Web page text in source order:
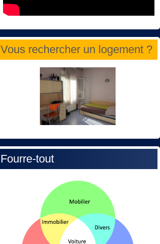
Vous rechercher un logement ?
Fourre-tout